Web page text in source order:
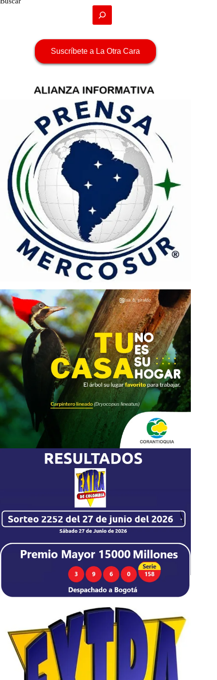
Suscríbete a La Otra Cara